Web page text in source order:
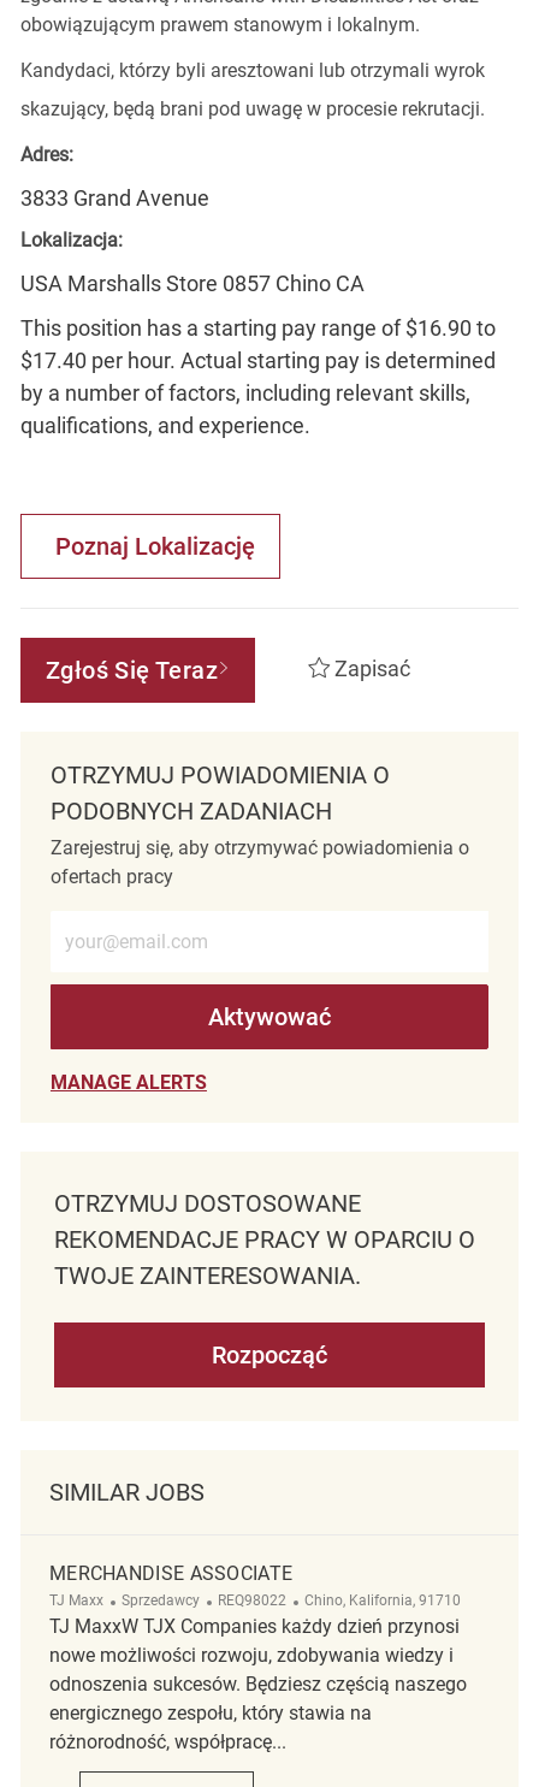
obowiązującym prawem stanowym i lokalnym.
Kandydaci, którzy byli aresztowani lub otrzymali wyrok
skazujący, będą brani pod uwagę w procesie rekrutacji.
Adres:
3833 Grand Avenue
Lokalizacja:
USA Marshalls Store 0857 Chino CA
This position has a starting pay range of $16.90 to
$17.40 per hour. Actual starting pay is determined
by a number of factors, including relevant skills,
qualifications, and experience.
Poznaj Lokalizację
Zgłoś Się Teraz Zapisać
OTRZYMUJ POWIADOMIENIA O
PODOBNYCH ZADANIACH
Zarejestruj się, aby otrzymywać powiadomienia o
ofertach pracy
Aktywować
MANAGE ALERTS
OTRZYMUJ DOSTOSOWANE
REKOMENDACJE PRACY W OPARCIU O
TWOJE ZAINTERESOWANIA.
Rozpocząć
SIMILAR JOBS
MERCHANDISE ASSOCIATE
TJ Maxx Kategoria
Sprzedawcy ReqId
REQ98022 Lokalizacja
Chino, Kalifornia, 91710
TJ MaxxW TJX Companies każdy dzień przynosi
nowe możliwości rozwoju, zdobywania wiedzy i
odnoszenia sukcesów. Będziesz częścią naszego
energicznego zespołu, który stawia na
różnorodność, współpracę...